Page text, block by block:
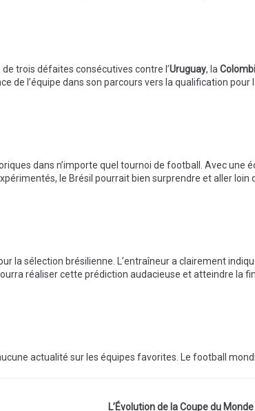
de trois défaites consécutives contre l’Uruguay, la
de l’équipe dans son parcours vers la qualification pour
dans n’importe quel tournoi de football. Avec une
le Brésil pourrait bien surprendre et aller loin
la sélection brésilienne. L’entraîneur a clairement
réaliser cette prédiction audacieuse et atteindre la
actualité sur les équipes favorites. Le football
L’Évolution de la Coupe du